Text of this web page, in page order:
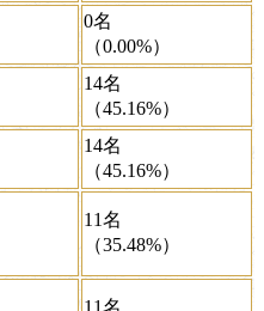
0名
（0.00%）
14名
（45.16%）
14名
（45.16%）
11名
（35.48%）
11名